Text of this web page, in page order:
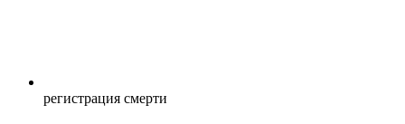
регистрация смерти